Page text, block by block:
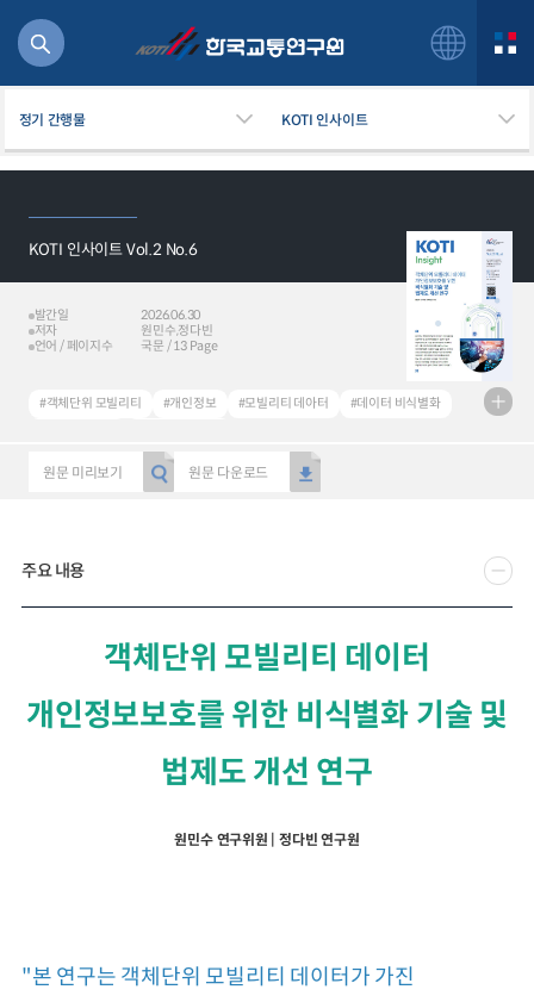
정기 간행물 KOTI 인사이트
KOTI 인사이트 Vol.2 No.6
발간일
2026.06.30
저자
원민수,정다빈
언어 / 페이지수
국문 / 13 Page
#객체단위 모빌리티 #개인정보 #모빌리티 데아터
#데이터 비식별화
원문 미리보기 원문 다운로드
주요 내용
객체단위 모빌리티 데이터
개인정보보호를 위한 비식별화 기술 및
법제도 개선 연구
원민수 연구위원 | 정다빈 연구원
"본 연구는 객체단위 모빌리티 데이터가 가진
2024년 국가교통조사 및 분석
요약보고서
여객통행량
통행발생모형
여객OD현행화
권역별통행지표
사회경제지표
교통수요예측
2024 생활물류 서비스 보
소화물배송대행